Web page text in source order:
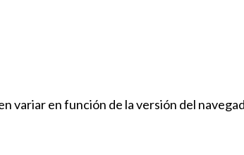
variar en función de la versión del